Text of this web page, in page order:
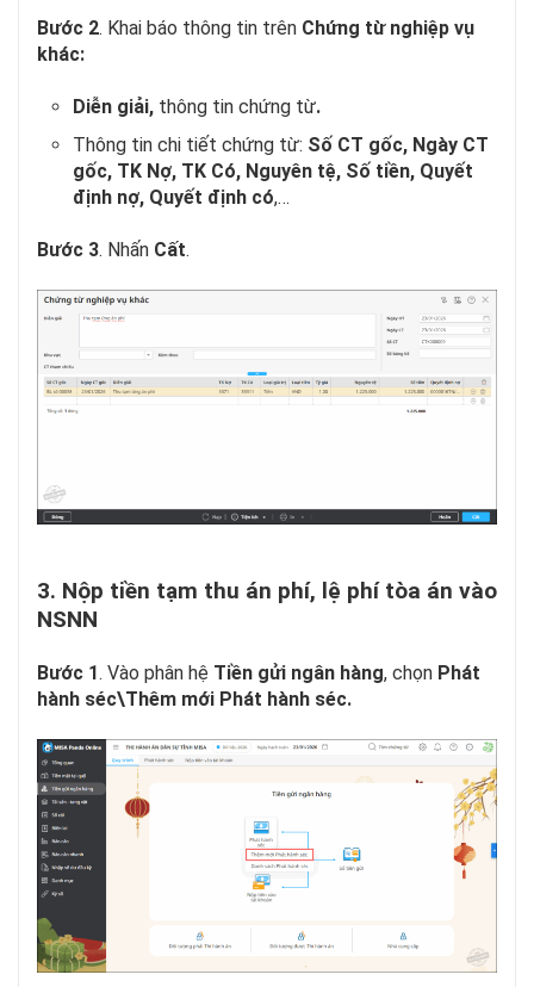
Bước 2. Khai báo thông tin trên Chứng từ nghiệp vụ
khác:
Diễn giải, thông tin chứng từ.
Thông tin chi tiết chứng từ: Số CT gốc, Ngày CT
gốc, TK Nợ, TK Có, Nguyên tệ, Số tiền, Quyết
định nợ, Quyết định có,…
Bước 3. Nhấn Cất.
3. Nộp tiền tạm thu án phí, lệ phí tòa án vào
NSNN
Bước 1. Vào phân hệ Tiền gửi ngân hàng, chọn Phát
hành séc\Thêm mới Phát hành séc.